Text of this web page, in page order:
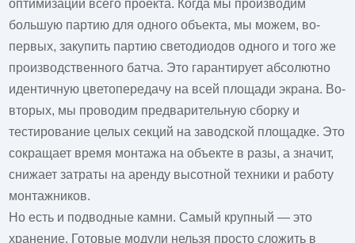
оптимизации всего проекта. Когда мы производим
большую партию для одного объекта, мы можем, во-
первых, закупить партию светодиодов одного и того же
производственного батча. Это гарантирует абсолютно
идентичную цветопередачу на всей площади экрана. Во-
вторых, мы проводим предварительную сборку и
тестирование целых секций на заводской площадке. Это
сокращает время монтажа на объекте в разы, а значит,
снижает затраты на аренду высотной техники и работу
монтажников.
Но есть и подводные камни. Самый крупный — это
хранение. Готовые модули нельзя просто сложить в